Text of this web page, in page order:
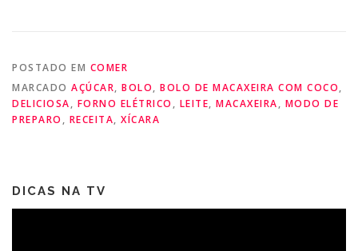
POSTADO EM COMER
MARCADO AÇÚCAR, BOLO, BOLO DE MACAXEIRA COM COCO,
DELICIOSA, FORNO ELÉTRICO , LEITE, MACAXEIRA, MODO DE
PREPARO , RECEITA, XÍCARA
DICAS NA TV